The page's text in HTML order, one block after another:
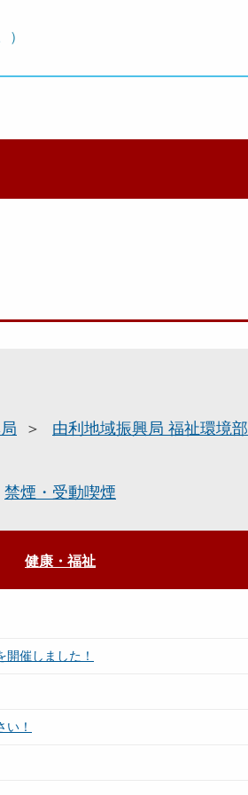
）
由利地域振興局 福祉環境部
禁煙・受動喫煙
健康・福祉
催しました！
！